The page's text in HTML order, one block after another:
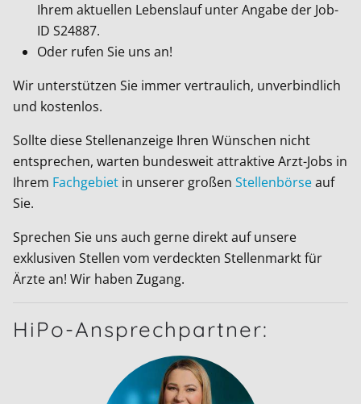
Ihrem aktuellen Lebenslauf unter Angabe der Job-
ID S24887.
Oder rufen Sie uns an!
Wir unterstützen Sie immer vertraulich, unverbindlich
und kostenlos.
Sollte diese Stellenanzeige Ihren Wünschen nicht
entsprechen, warten bundesweit attraktive Arzt-Jobs in
Ihrem Fachgebiet in unserer großen Stellenbörseauf
Sie.
Sprechen Sie uns auch gerne direkt auf unsere
exklusiven Stellen vom verdeckten Stellenmarkt für
Ärzte an! Wir haben Zugang.
HiPo-Ansprechpartner: